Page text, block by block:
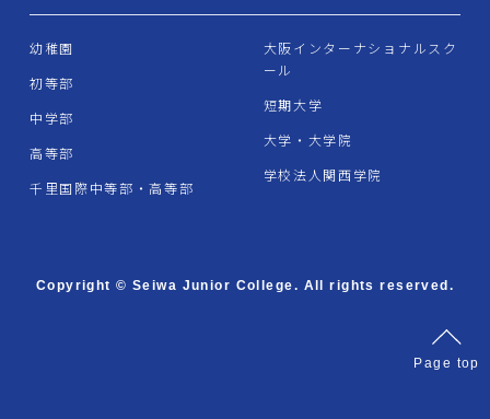
幼稚園
初等部
中学部
高等部
千里国際中等部・高等部
大阪インターナショナルスク
ール
短期大学
大学・大学院
学校法人関西学院
Copyright © Seiwa Junior College. All rights reserved.